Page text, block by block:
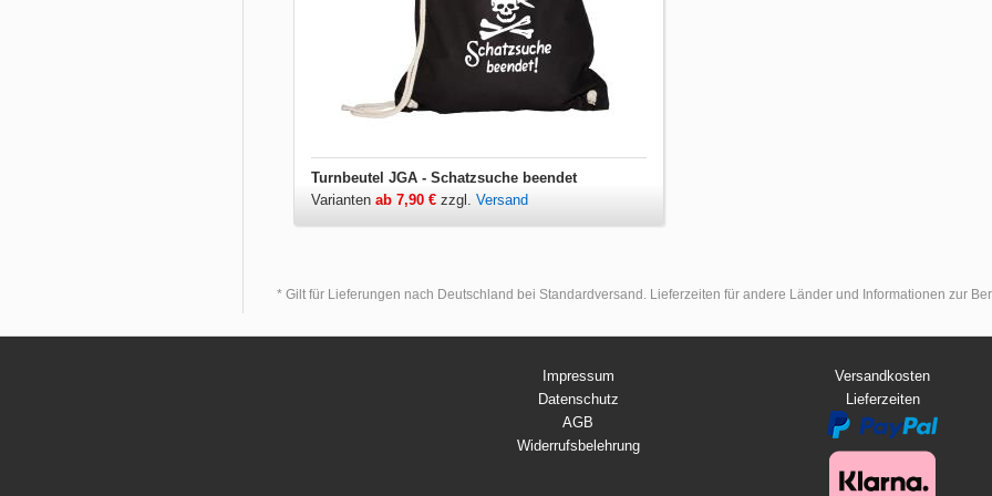
Turnbeutel JGA - Schatzsuche beendet
Varianten ab 7,90 € zzgl. Versand
* Gilt für Lieferungen nach Deutschland bei Standardversand. Lieferzeiten für andere Länder und Informationen zur
Impressum
Datenschutz
AGB
Widerrufsbelehrung
Versandkosten
Lieferzeiten